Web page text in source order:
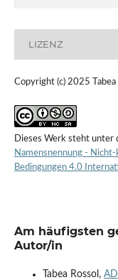
LIZENZ
Copyright (c) 2025 Tabea
Dieses Werk steht unter
Namensnennung -
Bedingungen 4.0
Am häufigsten
Autor/in
Tabea Rossol,